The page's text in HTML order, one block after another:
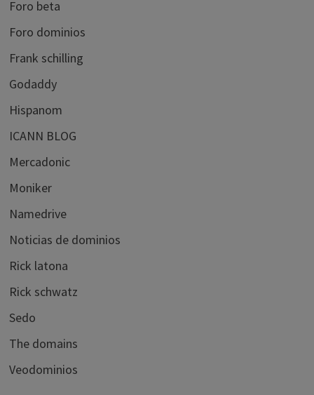
Foro beta
Foro dominios
Frank schilling
Godaddy
Hispanom
ICANN BLOG
Mercadonic
Moniker
Namedrive
Noticias de dominios
Rick latona
Rick schwatz
Sedo
The domains
Veodominios